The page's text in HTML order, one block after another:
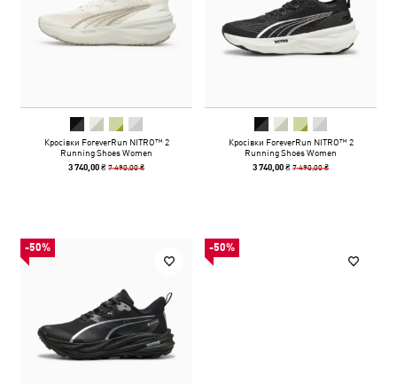
Кросівки ForeverRun NITRO™ 2
Running Shoes Women
3 740,00 ₴7 490,00 ₴
Кросівки ForeverRun NITRO™ 2
Running Shoes Women
3 740,00 ₴7 490,00 ₴
-50% -50%